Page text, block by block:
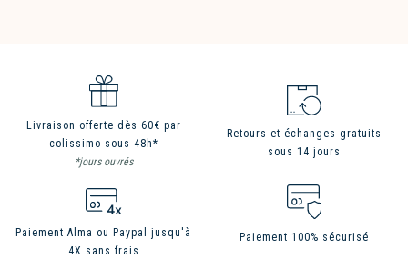
Livraison offerte dès 60€ par
colissimo sous 48h*
*jours ouvrés
Retours et échanges gratuits
sous 14 jours
Paiement Alma ou Paypal jusqu'à
4X sans frais
Paiement 100% sécurisé